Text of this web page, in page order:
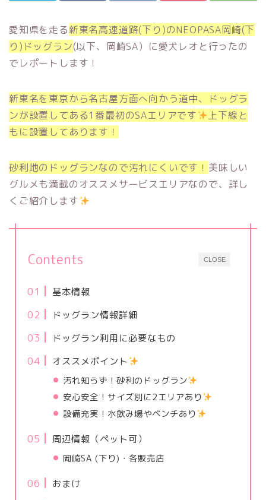
愛知県を走る新東名高速道路(下り)のNEOPASA岡崎(下
り)ドッグラン(以下、岡崎SA）に愛犬レオと行ったの
でレポートします！
新東名を東京から名古屋方面へ向かう道中、ドッグラ
ンが設置してある1番最初のSAエリアです
上下線と
もに設置してあります！
砂利地のドッグランなので汚れにくいです！ 美味しい
グルメも満載のオススメサービスエリアなので、詳し
くご紹介します
CLOSE
Contents
基本情報
ドッグラン情報詳細
ドッグラン利用に必要なもの
オススメポイント
汚れ知らず！砂利のドッグラン
安心安全！サイズ別に2エリアあり
設備充実！水飲み場やベンチあり
周辺情報（ペット可）
岡崎SA (下り)・各販売店
おまけ